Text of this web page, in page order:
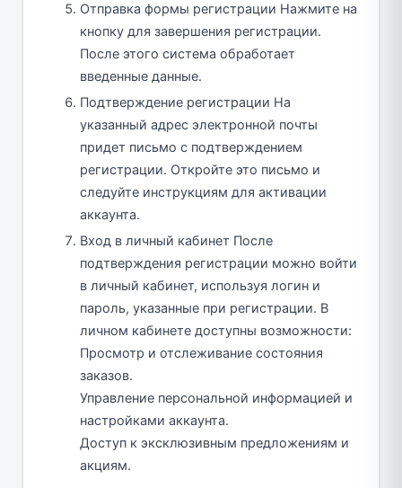
Отправка формы регистрации Нажмите на
кнопку для завершения регистрации.
После этого система обработает
введенные данные.
Подтверждение регистрации На
указанный адрес электронной почты
придет письмо с подтверждением
регистрации. Откройте это письмо и
следуйте инструкциям для активации
аккаунта.
Вход в личный кабинет После
подтверждения регистрации можно войти
в личный кабинет, используя логин и
пароль, указанные при регистрации. В
личном кабинете доступны возможности:
Просмотр и отслеживание состояния
заказов.
Управление персональной информацией и
настройками аккаунта.
Доступ к эксклюзивным предложениям и
акциям.